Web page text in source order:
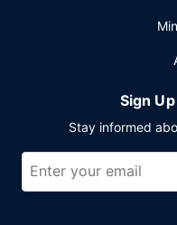
Sign
Stay informed